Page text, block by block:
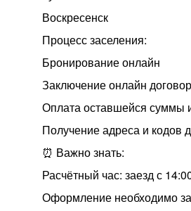
Воскресенск
Процесс заселения:
Бронирование онлайн
Заключение онлайн
Оплата оставшейся суммы
Получение адреса и кодов
⏰ Важно знать:
Расчётный час: заезд с
Оформление необходимо